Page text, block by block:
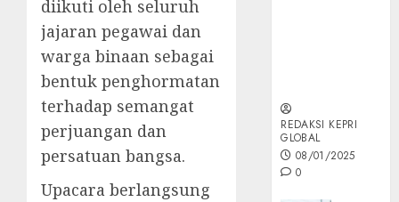
diikuti oleh seluruh
jajaran pegawai dan
warga binaan sebagai
bentuk penghormatan
terhadap semangat
perjuangan dan
persatuan bangsa.
Upacara berlangsung
REDAKSI KEPRI
GLOBAL
08/01/2025
0